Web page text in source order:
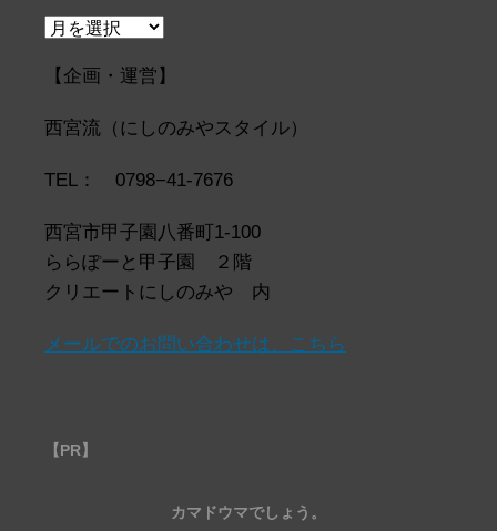
ア
カ
ブ
【企画・運営】
西宮流（にしのみやスタイル）
TEL： 0798−41-7676
西宮市甲子園八番町1-100
ららぽーと甲子園 ２階
クリエートにしのみや 内
メールでのお問い合わせは、こちら
【PR】
カマドウマでしょう。